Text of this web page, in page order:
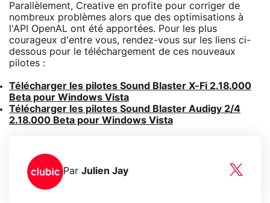
Parallèlement, Creative en profite pour corriger de
nombreux problèmes alors que des optimisations à
l'API OpenAL ont été apportées. Pour les plus
courageux d'entre vous, rendez-vous sur les liens ci-
dessous pour le téléchargement de ces nouveaux
pilotes :
Télécharger les pilotes Sound Blaster X-Fi 2.18.000
Beta pour Windows Vista
Télécharger les pilotes Sound Blaster Audigy 2/4
2.18.000 Beta pour Windows Vista
Par Julien Jay